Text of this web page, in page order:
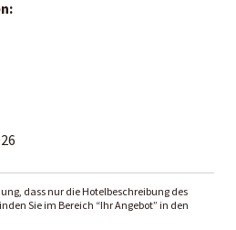
dass nur die Hotelbeschreibung des
Sie im Bereich “Ihr Angebot” in den